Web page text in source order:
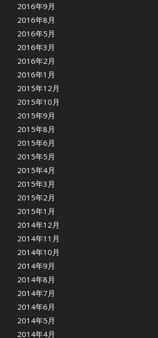
2016年9月
2016年8月
2016年5月
2016年3月
2016年2月
2016年1月
2015年12月
2015年10月
2015年9月
2015年8月
2015年6月
2015年5月
2015年4月
2015年3月
2015年2月
2015年1月
2014年12月
2014年11月
2014年10月
2014年9月
2014年8月
2014年7月
2014年6月
2014年5月
2014年4月